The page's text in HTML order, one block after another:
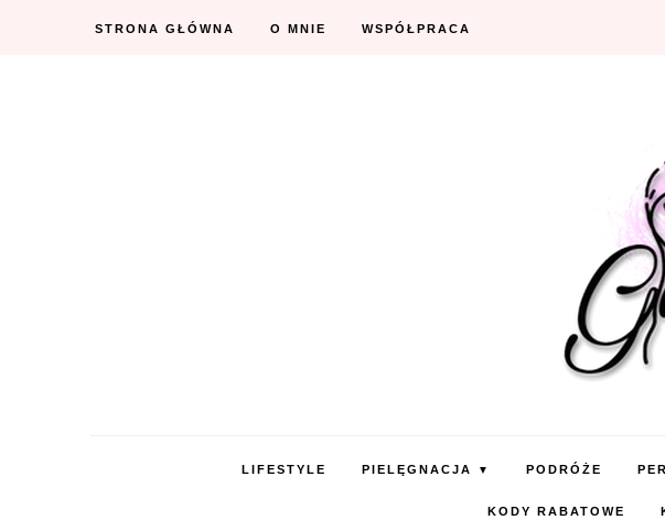
STRONA GŁÓWNA O MNIE WSPÓŁPRACA
LIFESTYLE PIELĘGNACJA ▼ PODRÓŻE
KODY RABATOWE